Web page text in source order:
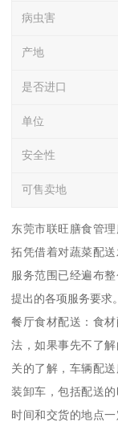
病虫害
产地
是否进口
单位
安全性
可售卖地
东莞市联旺膳食管
拓凭借着对蔬菜配
服务范围已经遍布
提出的各项服务要求。
餐厅食材配送：食
法，如果事先不了
关的了解，车辆配
装卸车，包括配送
时间和交货的地点